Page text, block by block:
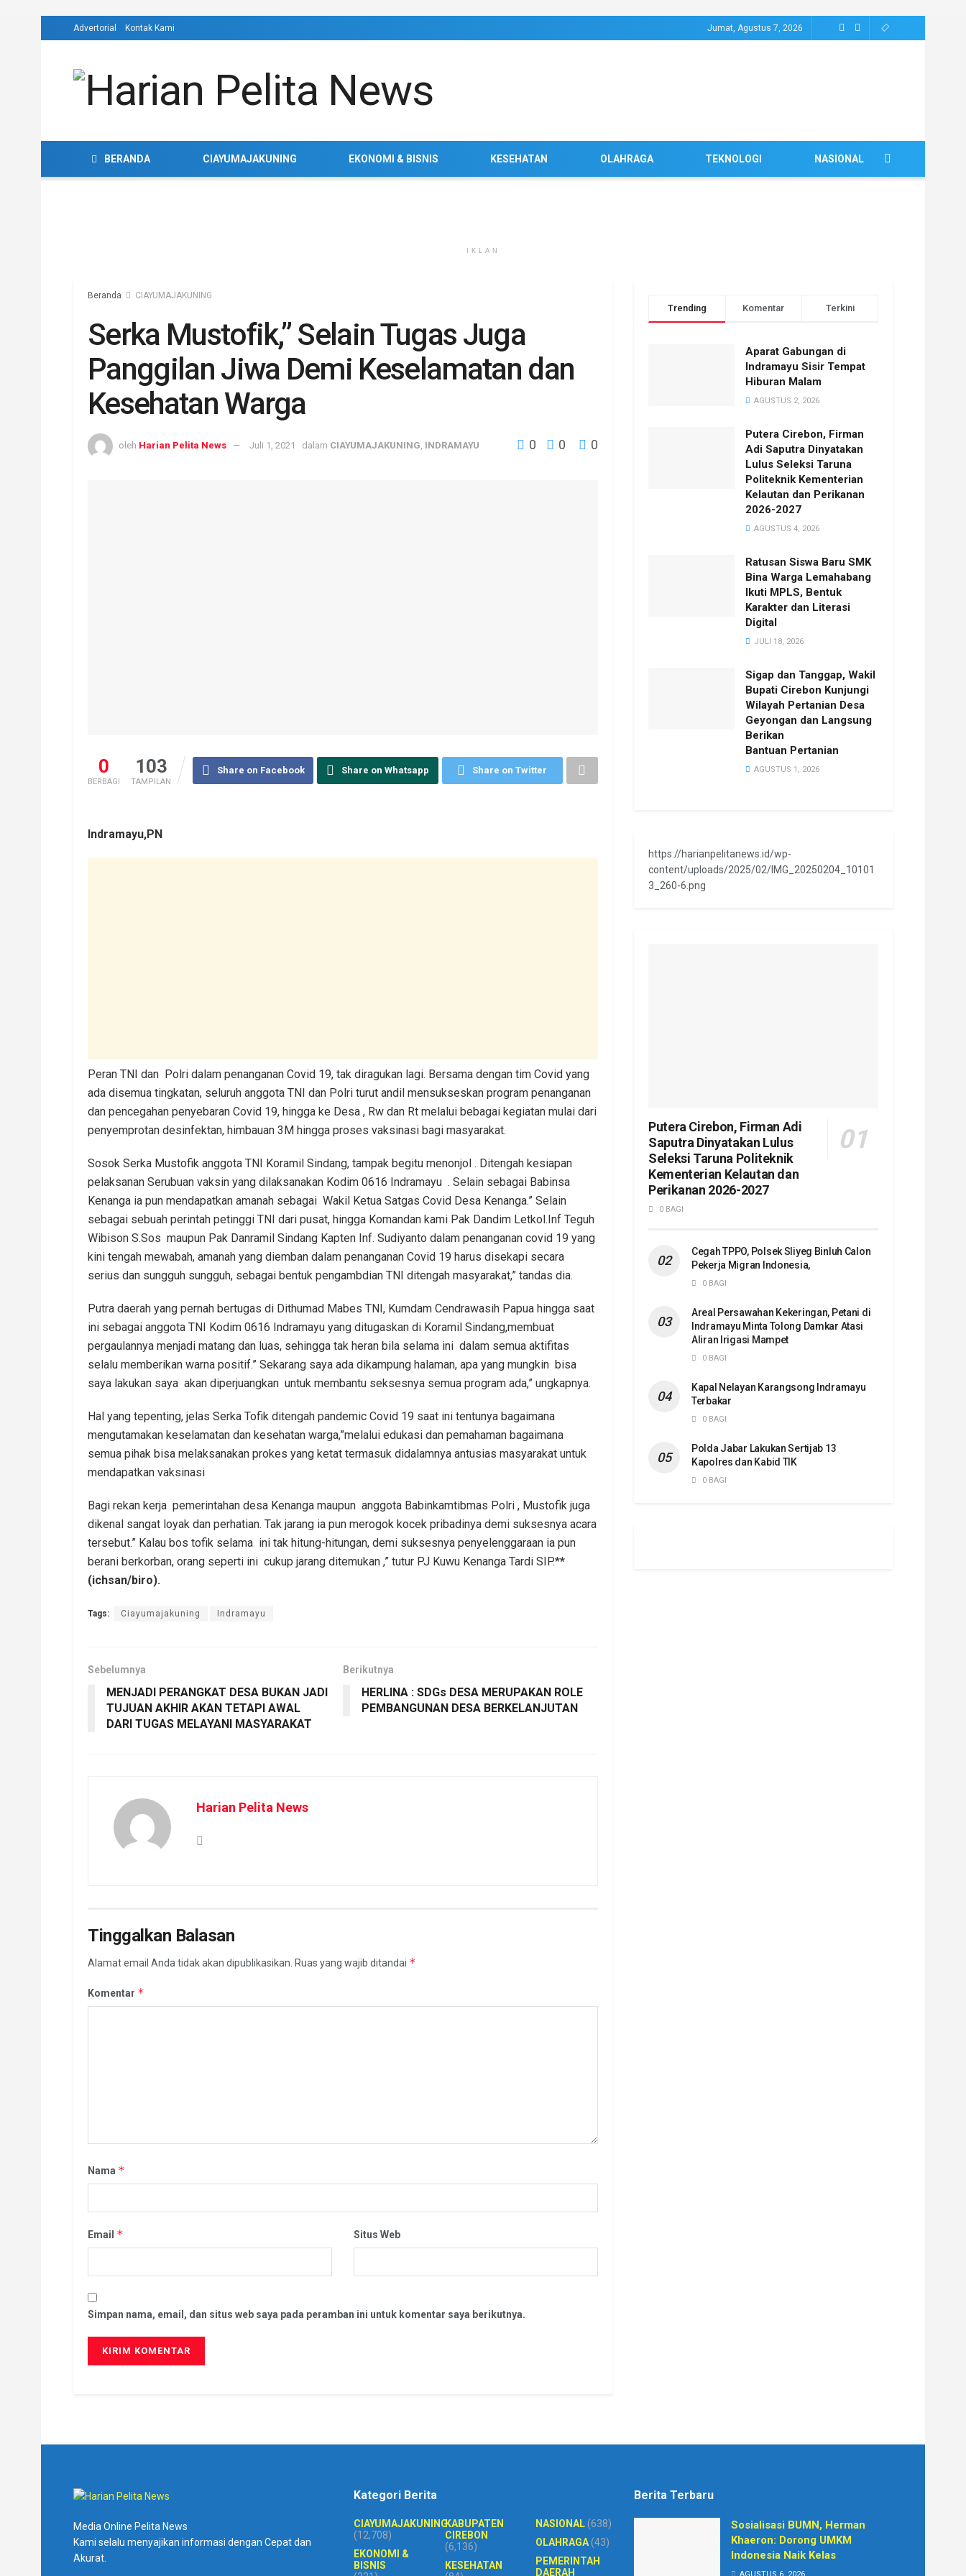
Advertorial Kontak Kami Jumat, Agustus 7, 2026
BERANDA CIAYUMAJAKUNING EKONOMI & BISNIS KESEHATAN OLAHRAGA TEKNOLOGI NASIONAL
IKLAN
Beranda CIAYUMAJAKUNING
Serka Mustofik,” Selain Tugas Juga
Panggilan Jiwa Demi Keselamatan dan
Kesehatan Warga
oleh Harian Pelita News Juli 1, 2021 dalam CIAYUMAJAKUNING INDRAMAYU 0 0 0
0
BERBAGI
103
TAMPILAN
Share on Facebook Share on Whatsapp Share on Twitter
Indramayu,PN
Peran TNI dan Polri dalam penanganan Covid 19, tak diragukan lagi. Bersama dengan tim Covid yang
ada disemua tingkatan, seluruh anggota TNI dan Polri turut andil mensukseskan program penanganan
dan pencegahan penyebaran Covid 19, hingga ke Desa , Rw dan Rt melalui bebagai kegiatan mulai dari
penyemprotan desinfektan, himbauan 3M hingga proses vaksinasi bagi masyarakat.
Sosok Serka Mustofik anggota TNI Koramil Sindang, tampak begitu menonjol . Ditengah kesiapan
pelaksanan Serubuan vaksin yang dilaksanakan Kodim 0616 Indramayu . Selain sebagai Babinsa
Kenanga ia pun mendapatkan amanah sebagai Wakil Ketua Satgas Covid Desa Kenanga.” Selain
sebagai sebuah perintah petinggi TNI dari pusat, hingga Komandan kami Pak Dandim Letkol.Inf Teguh
Wibison S.Sos maupun Pak Danramil Sindang Kapten Inf. Sudiyanto dalam penanganan covid 19 yang
kini tengah mewabah, amanah yang diemban dalam penanganan Covid 19 harus disekapi secara
serius dan sungguh sungguh, sebagai bentuk pengambdian TNI ditengah masyarakat,” tandas dia.
Putra daerah yang pernah bertugas di Dithumad Mabes TNI, Kumdam Cendrawasih Papua hingga saat
ini sebagai anggota TNI Kodim 0616 Indramayu yang ditugaskan di Koramil Sindang,membuat
pergaulannya menjadi matang dan luas, sehingga tak heran bila selama ini dalam semua aktifitas
selalu memberikan warna positif.” Sekarang saya ada dikampung halaman, apa yang mungkin bisa
saya lakukan saya akan diperjuangkan untuk membantu seksesnya semua program ada,” ungkapnya.
Hal yang tepenting, jelas Serka Tofik ditengah pandemic Covid 19 saat ini tentunya bagaimana
mengutamakan keselamatan dan kesehatan warga,”melalui edukasi dan pemahaman bagaimana
semua pihak bisa melaksanakan prokes yang ketat termasuk didalamnya antusias masyarakat untuk
mendapatkan vaksinasi
Bagi rekan kerja pemerintahan desa Kenanga maupun anggota Babinkamtibmas Polri , Mustofik juga
dikenal sangat loyak dan perhatian. Tak jarang ia pun merogok kocek pribadinya demi suksesnya acara
tersebut.” Kalau bos tofik selama ini tak hitung-hitungan, demi suksesnya penyelenggaraan ia pun
berani berkorban, orang seperti ini cukup jarang ditemukan ,” tutur PJ Kuwu Kenanga Tardi SIP.**
(ichsan/biro).
Tags: Ciayumajakuning Indramayu
Sebelumnya
MENJADI PERANGKAT DESA BUKAN JADI
TUJUAN AKHIR AKAN TETAPI AWAL
DARI TUGAS MELAYANI MASYARAKAT
Berikutnya
HERLINA : SDGs DESA MERUPAKAN ROLE
PEMBANGUNAN DESA BERKELANJUTAN
Harian Pelita News
Tinggalkan Balasan
Alamat email Anda tidak akan dipublikasikan. Ruas yang wajib ditandai *
Komentar *
Nama *
Email * Situs Web
Simpan nama, email, dan situs web saya pada peramban ini untuk komentar saya berikutnya.
Trending Komentar Terkini
Aparat Gabungan di
Indramayu Sisir Tempat
Hiburan Malam
AGUSTUS 2, 2026
Putera Cirebon, Firman
Adi Saputra Dinyatakan
Lulus Seleksi Taruna
Politeknik Kementerian
Kelautan dan Perikanan
2026-2027
AGUSTUS 4, 2026
Ratusan Siswa Baru SMK
Bina Warga Lemahabang
Ikuti MPLS, Bentuk
Karakter dan Literasi
Digital
JULI 18, 2026
Sigap dan Tanggap, Wakil
Bupati Cirebon Kunjungi
Wilayah Pertanian Desa
Geyongan dan Langsung
Berikan
Bantuan Pertanian
AGUSTUS 1, 2026
https://harianpelitanews.id/wp-
content/uploads/2025/02/IMG_20250204_10101
3_260-6.png
Putera Cirebon, Firman Adi
Saputra Dinyatakan Lulus
Seleksi Taruna Politeknik
Kementerian Kelautan dan
Perikanan 2026-2027
0 BAGI
Cegah TPPO, Polsek Sliyeg Binluh Calon
Pekerja Migran Indonesia,
0 BAGI
Areal Persawahan Kekeringan, Petani di
Indramayu Minta Tolong Damkar Atasi
Aliran Irigasi Mampet
0 BAGI
Kapal Nelayan Karangsong Indramayu
Terbakar
0 BAGI
Polda Jabar Lakukan Sertijab 13
Kapolres dan Kabid TIK
0 BAGI
Media Online Pelita News
Kami selalu menyajikan informasi dengan Cepat dan
Akurat.
Kategori Berita
CIAYUMAJAKUNING
(12,708)
EKONOMI &
BISNIS
KABUPATEN
CIREBON
(6,136)
KESEHATAN
NASIONAL(638)
OLAHRAGA(43)
PEMERINTAH
DAERAH
Berita Terbaru
Sosialisasi BUMN, Herman
Khaeron: Dorong UMKM
Indonesia Naik Kelas
AGUSTUS 6, 2026